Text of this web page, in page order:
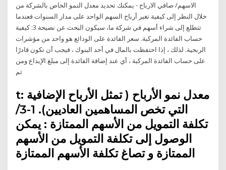
الاسهم/ صافي الارباح - يمكنك تحديد معدل النمو الخاص بالشركة من
خلال النظر إلى كيفية تغير أرباح السهم الواحد على مدار السنوات فعندما
تتطلع إلى شراء أسهم في شركة ما، سيكون البحث عن نصيحة 3: كيفية
حساب الفائدة المركبة. سعر الفائدة على الودائع هو واحد من مؤشرات
الربحية. لذلك ، إذا احتفظت بالمال في أحد البنوك ، فيجب أن تكون قادرًا
على حساب الفائدة المركبة ، أي عند إضافة الفائدة إلى مبلغ الإيداع ومن
ثم
t: معدل نمو الأرباح ( تمثل الأرباح الإضافية
التي تخص المساهمين العاديين). 1-3/
تكلفة التمويل من الأسهم الممتازة : يمكن
الوصول إلى تكلفة التمويل من الأسهم
الممتازة و تصاغ تكلفة الأسهم الممتازة